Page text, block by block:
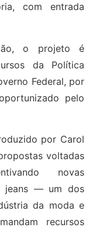
com entrada
o projeto é
da Política
Federal, por
pelo
por Carol
voltadas
novas
jeans — um dos
da moda e
recursos